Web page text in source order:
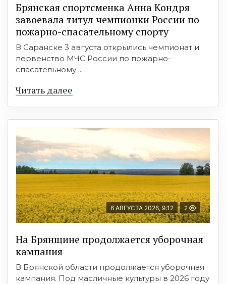
Брянская спортсменка Анна Кондря
завоевала титул чемпионки России по
пожарно-спасательному спорту
В Саранске 3 августа открылись чемпионат и
первенство МЧС России по пожарно-
спасательному ...
Читать далее
6 АВГУСТА 2026, 9:12 2
На Брянщине продолжается уборочная
кампания
В Брянской области продолжается уборочная
кампания. Под масличные культуры в 2026 году